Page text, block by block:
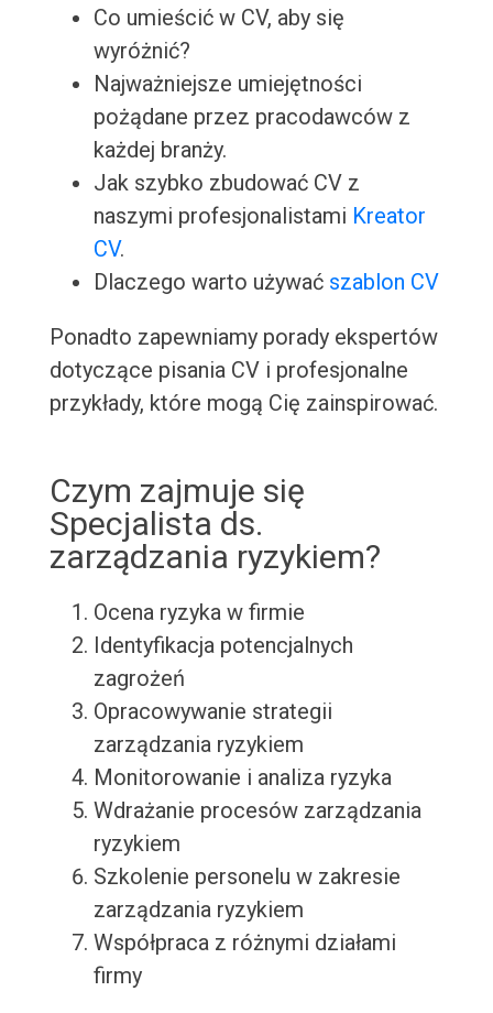
Co umieścić w CV, aby się
wyróżnić?
Najważniejsze umiejętności
pożądane przez pracodawców z
każdej branży.
Jak szybko zbudować CV z
naszymi profesjonalistami Kreator
CV.
Dlaczego warto używać szablon CV
Ponadto zapewniamy porady ekspertów
dotyczące pisania CV i profesjonalne
przykłady, które mogą Cię zainspirować.
Czym zajmuje się
Specjalista ds.
zarządzania ryzykiem?
Ocena ryzyka w firmie
Identyfikacja potencjalnych
zagrożeń
Opracowywanie strategii
zarządzania ryzykiem
Monitorowanie i analiza ryzyka
Wdrażanie procesów zarządzania
ryzykiem
Szkolenie personelu w zakresie
zarządzania ryzykiem
Współpraca z różnymi działami
firmy